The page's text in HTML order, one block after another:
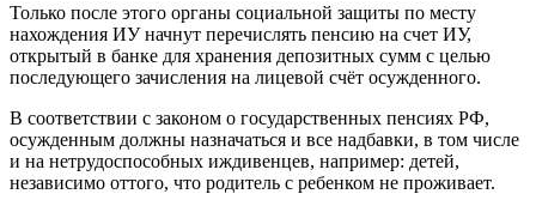
Только после этого органы социальной защиты по месту
нахождения ИУ начнут перечислять пенсию на счет ИУ,
открытый в банке для хранения депозитных сумм с целью
последующего зачисления на лицевой счёт осужденного.
В соответствии с законом о государственных пенсиях РФ,
осужденным должны назначаться и все надбавки, в том числе
и на нетрудоспособных иждивенцев, например: детей,
независимо оттого, что родитель с ребенком не проживает.